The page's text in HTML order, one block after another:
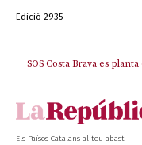
Edició 2935
SOS Costa Brava es
La memòria viva de
Els Països Catalans al teu abast